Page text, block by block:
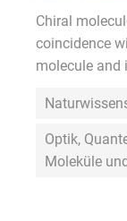
Chiral
coincidence
molecule and
Optik,
Moleküle